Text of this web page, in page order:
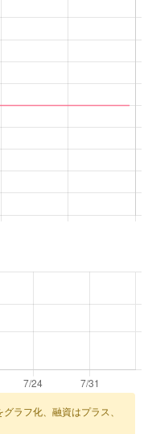
ラフ化、融資はプラス、